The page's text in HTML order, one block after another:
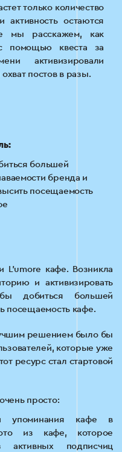
только количество
активность остаются
мы расскажем, как
помощью квеста за
активизировали
постов в разы.
большей
бренда и
посещаемость
L’umore кафе. Возникла
и активизировать
добиться большей
посещаемость кафе.
решением было бы
которые уже
ресурс стал стартовой
просто:
упоминания кафе в
из кафе, которое
активных подписчиц